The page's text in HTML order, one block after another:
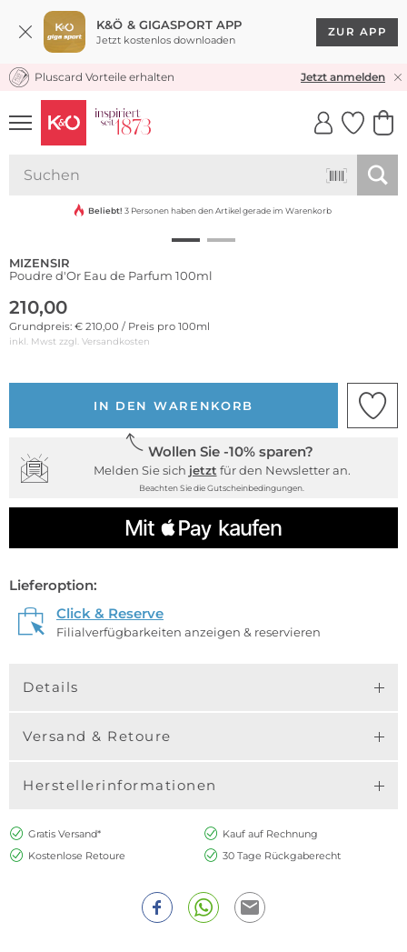
K&Ö & GIGASPORT APP
Jetzt kostenlos downloaden
ZUR APP
KOSTENLOSER VERSAND* & RÜCKVERSAND
Pluscard Vorteile erhalten Jetzt anmelden
UNSERE APP
CLICK &
Beliebt! 3 Personen haben den Artikel gerade im Warenkorb
MIZENSIR
Poudre d'Or Eau de Parfum 100ml
210,00
Grundpreis: € 210,00 / Preis pro 100ml
inkl. Mwst zzgl. Versandkosten
IN DEN WARENKORB
Wollen Sie -10% sparen?
Melden Sie sich jetzt für den Newsletter an.
Beachten Sie die Gutscheinbedingungen.
Lieferoption:
Click & Reserve
Filialverfügbarkeiten anzeigen & reservieren
Details
Versand & Retoure
Herstellerinformationen
Gratis Versand*
Kauf auf Rechnung
Kostenlose Retoure
30 Tage Rückgaberecht